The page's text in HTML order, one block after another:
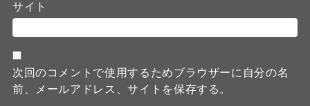
サイト
次回のコメントで使用するためブラウザーに自分の名
前、メールアドレス、サイトを保存する。